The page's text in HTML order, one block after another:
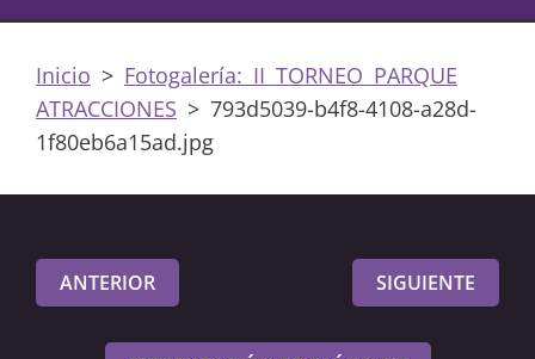
Inicio > Fotogalería: II TORNEO PARQUE
ATRACCIONES > 793d5039-b4f8-4108-a28d-
1f80eb6a15ad.jpg
ANTERIOR SIGUIENTE